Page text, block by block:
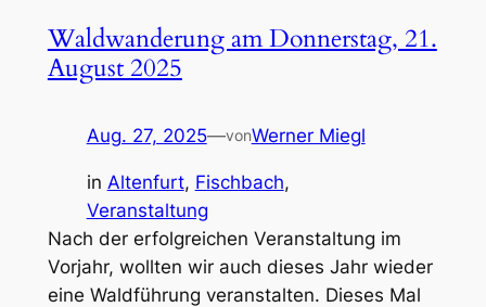
Waldwanderung am Donnerstag, 21.
August 2025
Aug. 27, 2025—vonWerner Miegl
in Altenfurt, Fischbach
Veranstaltung
Nach der erfolgreichen Veranstaltung im
Vorjahr, wollten wir auch dieses Jahr wieder
eine Waldführung veranstalten. Dieses Mal